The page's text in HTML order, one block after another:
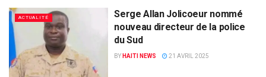
ACTUALITÉ
Serge Allan Jolicoeur nommé
nouveau directeur de la police
du Sud
BY HAITI NEWS 21 AVRIL 2025